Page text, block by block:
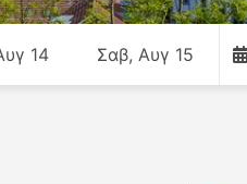
14 Σαβ, Αυγ 15